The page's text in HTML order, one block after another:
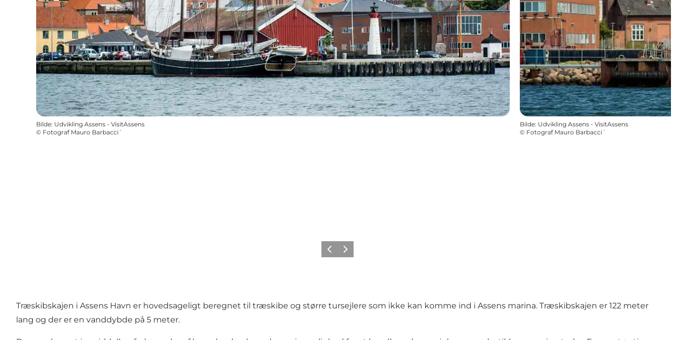
Bilde: Udvikling Assens - VisitAssens
© Fotograf Mauro Barbacci´
Bilde: Udvikling Assens - VisitAssens
© Fotograf Mauro Barbacci´
ForrigeNeste
Træskibskajen i Assens Havn er hovedsageligt beregnet til træskibe og større tursejlere som ikke kan komme ind i Assens marina. Træskibskajen er 122 meter
lang og der er en vanddybde på 5 meter.